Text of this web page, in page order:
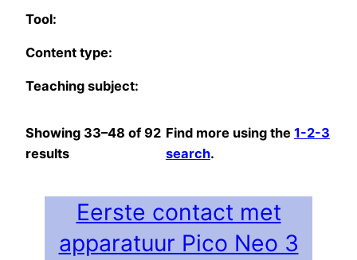
Tool:
Content type:
Teaching subject:
Showing 33–48 of 92
results
Find more using the 1-2-3
search.
Eerste contact met
apparatuur Pico Neo 3